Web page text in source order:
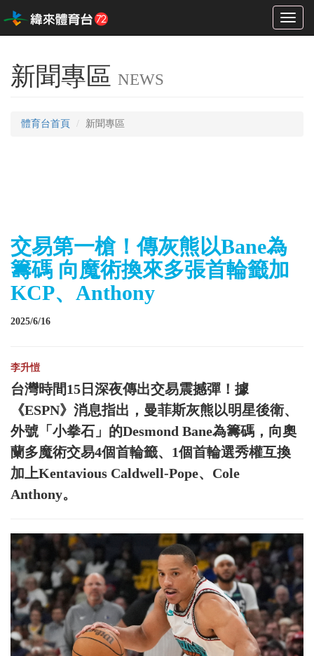
Toggle
新聞專區 NEWS
體育台首頁 新聞專區
交易第一槍！傳灰熊以Bane為
籌碼 向魔術換來多張首輪籤加
KCP、Anthony
2025/6/16
李升愷
台灣時間15日深夜傳出交易震撼彈！據
《ESPN》消息指出，曼菲斯灰熊以明星後衛、
外號「小拳石」的Desmond Bane為籌碼，向奧
蘭多魔術交易4個首輪籤、1個首輪選秀權互換
加上Kentavious Caldwell-Pope、Cole
Anthony。